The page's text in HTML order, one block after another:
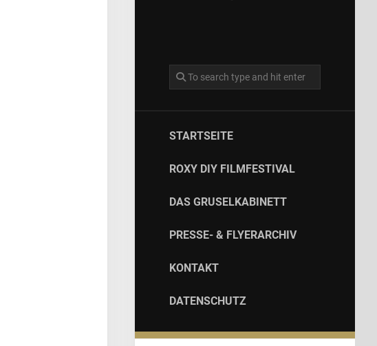
STARTSEITE
ROXY DIY FILMFESTIVAL
DAS GRUSELKABINETT
PRESSE- & FLYERARCHIV
KONTAKT
DATENSCHUTZ